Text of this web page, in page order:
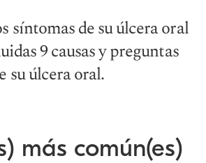
síntomas de su úlcera oral
9 causas y preguntas
su úlcera oral.
más común(es)